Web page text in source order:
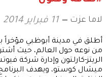
لاما عزت 11 فبراير 2014
أطلق في مدينة أبوظبي مؤخراً
من نوعه حول العالم، حيث
الريتز-كارلتون وإدارة شركة
ميشال كوستو، ويهدف